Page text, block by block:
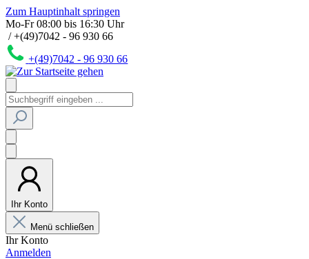
Zum Hauptinhalt springen
Mo-Fr 08:00 bis 16:30 Uhr
/ +(49)7042 - 96 930 66
+(49)7042 - 96 930 66
Ihr Konto
Menü schließen
Ihr Konto
Anmelden